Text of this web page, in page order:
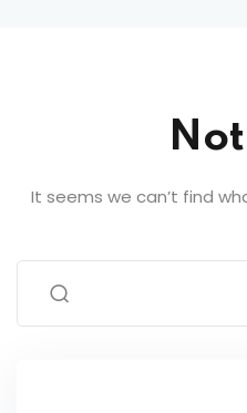
It seems we can’t find